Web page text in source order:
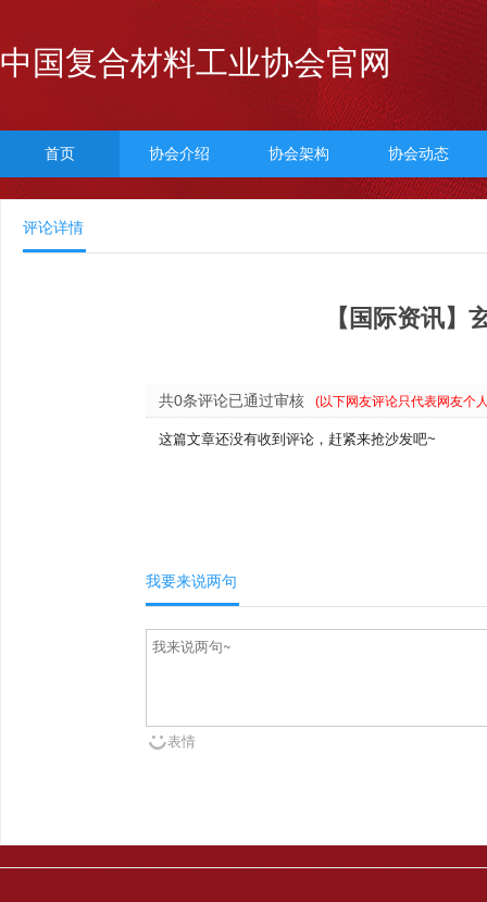
中国复合材料工业协会官网
首页 协会介绍 协会架构 协会动态
评论详情
【国际资讯】
共0条评论已通过审核 (以下网友评论只代表网友个
这篇文章还没有收到评论，赶紧来抢沙发吧~
我要来说两句
表情